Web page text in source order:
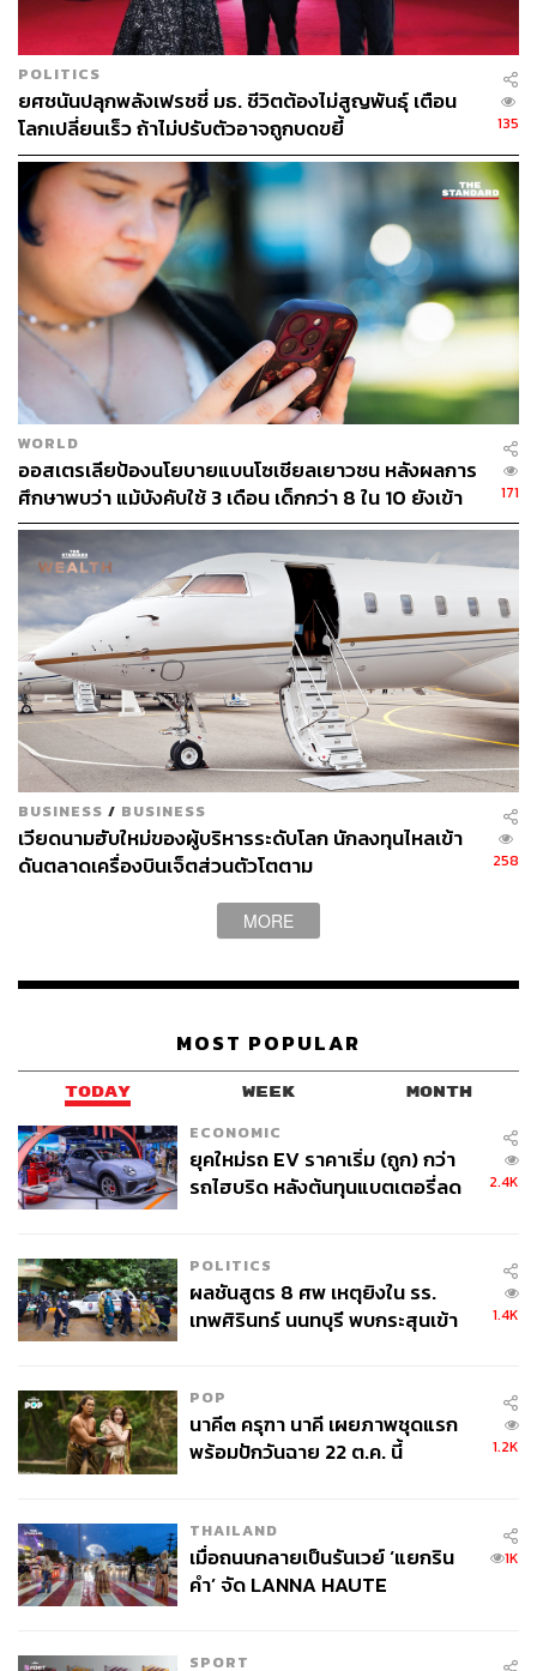
POLITICS
ยศชนันปลุกพลังเฟรชชี่ มธ. ชีวิตต้องไม่สูญพันธุ์ เตือน
โลกเปลี่ยนเร็ว ถ้าไม่ปรับตัวอาจถูกบดขยี้
135
WORLD
ออสเตรเลียป้องนโยบายแบนโซเชียลเยาวชน หลังผลการ
ศึกษาพบว่า แม้บังคับใช้ 3 เดือน เด็กกว่า 8 ใน 10 ยังเข้า
ถึง
171
BUSINESS / BUSINESS
เวียดนามฮับใหม่ของผู้บริหารระดับโลก นักลงทุนไหลเข้า
ดันตลาดเครื่องบินเจ็ตส่วนตัวโตตาม
258
MORE
MOST POPULAR
TODAY WEEK MONTH
ECONOMIC
ยุคใหม่รถ EV ราคาเริ่ม (ถูก) กว่า
รถไฮบริด หลังต้นทุนแบตเตอรี่ลด
2.4K
POLITICS
ผลชันสูตร 8 ศพ เหตุยิงใน รร.
เทพศิรินทร์ นนทบุรี พบกระสุนเข้า
1.4K
POP
นาคี๓ ครุฑา นาคี เผยภาพชุดแรก
พร้อมปักวันฉาย 22 ต.ค. นี้
1.2K
THAILAND
เมื่อถนนกลายเป็นรันเวย์ ‘แยกริน
คำ’ จัด LANNA HAUTE
1K
SPORT